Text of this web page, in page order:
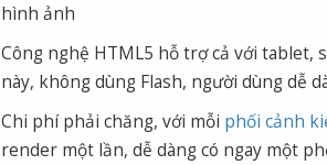
hình ảnh
Công nghệ HTML5 hỗ trợ cả với
này, không dùng Flash, người dùng dễ
Chi phí phải chăng, với mỗi phối cảnh
render một lần, dễ dàng có ngay một